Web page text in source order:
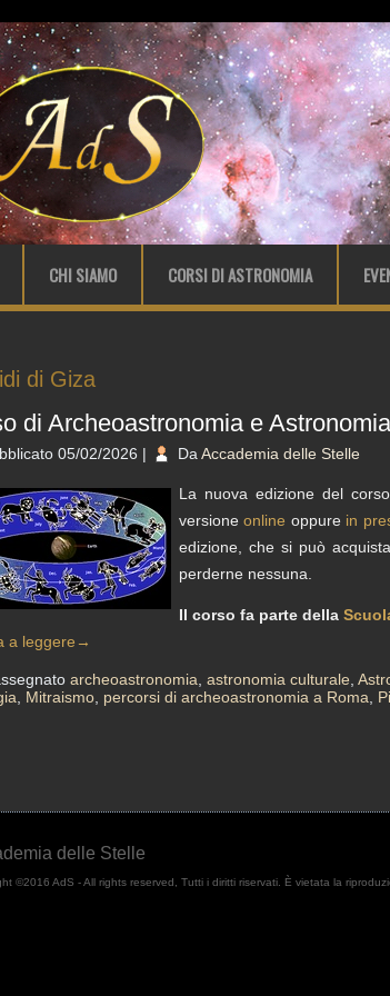
CHI SIAMO CORSI DI ASTRONOMIA
di Giza
di Archeoastronomia e
05/02/2026 | Da Accademia delle Stelle
La nuova edizione del
versioneonline oppure in
edizione, che si può
perderne nessuna.
Il corso fa parte della
a leggere →
archeoastronomia, astronomia culturale,
, Mitraismo, percorsi di archeoastronomia a Roma,
delle Stelle
©2016 AdS - All rights reserved, Tutti i diritti riservati. È vietata la